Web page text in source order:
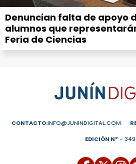
Denuncian falta de apoyo
alumnos que
Feria de Ciencias
CONTACTO:INFO@JUNINDIGITAL.COM
EDICIÓN Nº -